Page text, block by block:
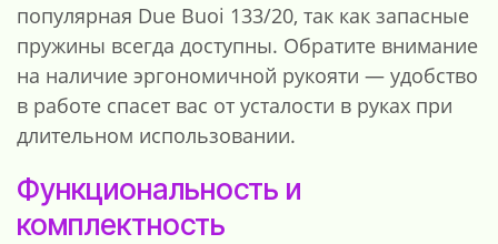
популярная Due Buoi 133/20, так как запасные
пружины всегда доступны. Обратите внимание
на наличие эргономичной рукояти — удобство
в работе спасет вас от усталости в руках при
длительном использовании.
Функциональность и
комплектность